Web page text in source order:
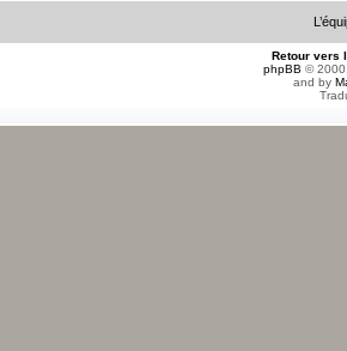
Retour vers
phpBB ©
and by